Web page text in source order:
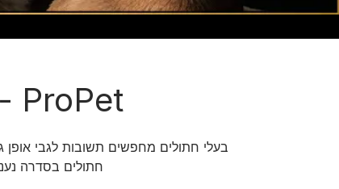
ProPet - פודקאסט מומחי החתולים של פרו פלאן
בעלי חתולים מחפשים תשובות לגבי
חתולים בסדרה